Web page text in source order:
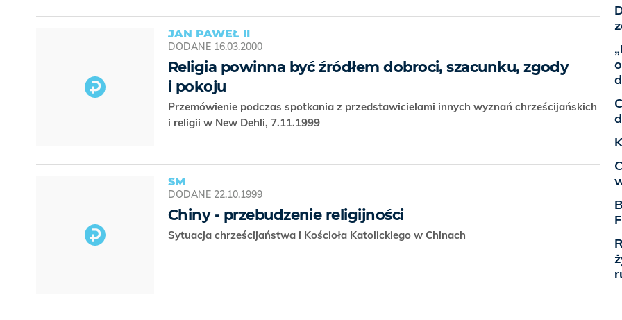
JAN PAWEŁ II
DODANE 16.03.2000
Religia powinna być źródłem dobroci, szacunku, zgody
i pokoju
Przemówienie podczas spotkania z przedstawicielami innych wyznań chrześcijańskich
i religii w New Dehli, 7.11.1999
SM
DODANE 22.10.1999
Chiny - przebudzenie religijności
Sytuacja chrześcijaństwa i Kościoła Katolickiego w Chinach